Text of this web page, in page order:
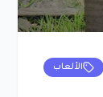
الألعاب